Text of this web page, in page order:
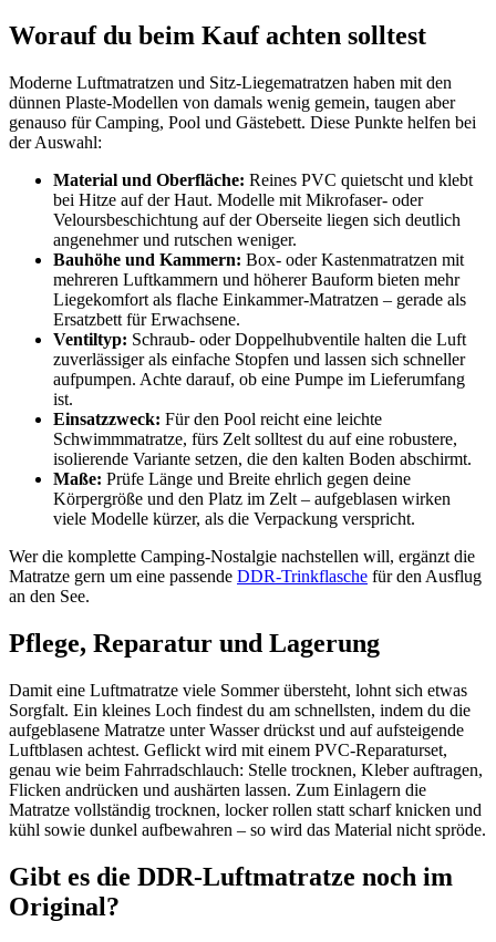
Worauf du beim Kauf achten solltest
Moderne Luftmatratzen und Sitz-Liegematratzen haben mit den
dünnen Plaste-Modellen von damals wenig gemein, taugen aber
genauso für Camping, Pool und Gästebett. Diese Punkte helfen bei
der Auswahl:
Material und Oberfläche: Reines PVC quietscht und klebt
bei Hitze auf der Haut. Modelle mit Mikrofaser- oder
Veloursbeschichtung auf der Oberseite liegen sich deutlich
angenehmer und rutschen weniger.
Bauhöhe und Kammern: Box- oder Kastenmatratzen mit
mehreren Luftkammern und höherer Bauform bieten mehr
Liegekomfort als flache Einkammer-Matratzen – gerade als
Ersatzbett für Erwachsene.
Ventiltyp: Schraub- oder Doppelhubventile halten die Luft
zuverlässiger als einfache Stopfen und lassen sich schneller
aufpumpen. Achte darauf, ob eine Pumpe im Lieferumfang
ist.
Einsatzzweck: Für den Pool reicht eine leichte
Schwimmmatratze, fürs Zelt solltest du auf eine robustere,
isolierende Variante setzen, die den kalten Boden abschirmt.
Maße: Prüfe Länge und Breite ehrlich gegen deine
Körpergröße und den Platz im Zelt – aufgeblasen wirken
viele Modelle kürzer, als die Verpackung verspricht.
Wer die komplette Camping-Nostalgie nachstellen will, ergänzt die
Matratze gern um eine passende DDR-Trinkflasche für den Ausflug
an den See.
Pflege, Reparatur und Lagerung
Damit eine Luftmatratze viele Sommer übersteht, lohnt sich etwas
Sorgfalt. Ein kleines Loch findest du am schnellsten, indem du die
aufgeblasene Matratze unter Wasser drückst und auf aufsteigende
Luftblasen achtest. Geflickt wird mit einem PVC-Reparaturset,
genau wie beim Fahrradschlauch: Stelle trocknen, Kleber auftragen,
Flicken andrücken und aushärten lassen. Zum Einlagern die
Matratze vollständig trocknen, locker rollen statt scharf knicken und
kühl sowie dunkel aufbewahren – so wird das Material nicht spröde.
Gibt es die DDR-Luftmatratze noch im
Original?